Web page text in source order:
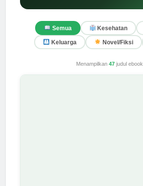
Semua Kesehatan
Keluarga Novel/Fiksi
Menampilkan 47judul ebook